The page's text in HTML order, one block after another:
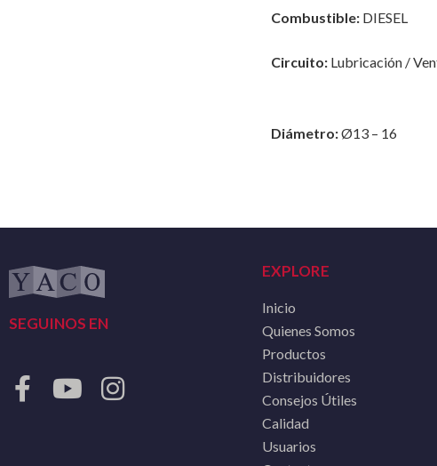
Combustible: DIESEL
Circuito: Lubricación /
Diámetro:Ø13 – 16
SEGUINOS EN
EXPLORE
Inicio
Quienes Somos
Productos
Distribuidores
Consejos Útiles
Calidad
Usuarios